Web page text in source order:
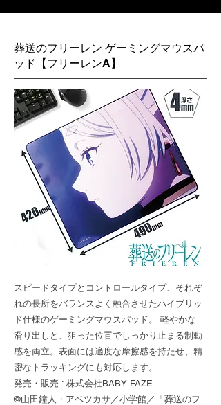
葬送のフリーレン ゲーミングマウスパ
ッド【フリーレンA】
スピードタイプとコントロールタイプ、それぞ
れの長所をバランスよく融合させたハイブリッ
ド仕様のゲーミングマウスパッド。 軽やかな
滑り出しと、狙った位置でしっかり止まる制動
感を両立。表面には適度な摩擦感を持たせ、精
密なトラッキングにも対応します。
発売・販売 : 株式会社BABY FAZE
©山田鐘人・アベツカサ／小学館／「葬送のフ